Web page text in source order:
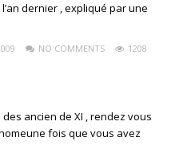
dernier , expliqué par une
NO COMMENTS
1208
ancien de XI , rendez vous
fois que vous avez